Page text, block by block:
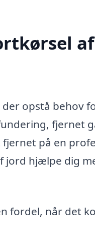
opstå behov
fjernet
på en
jord hjælpe dig
fordel, når det